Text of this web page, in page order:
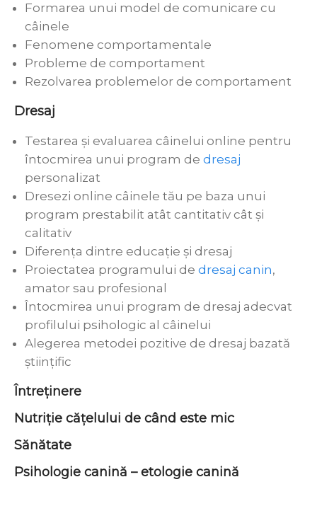
Formarea unui model de comunicare cu
câinele
Fenomene comportamentale
Probleme de comportament
Rezolvarea problemelor de comportament
Dresaj
Testarea şi evaluarea câinelui online pentru
întocmirea unui program de dresaj
personalizat
Dresezi online câinele tău pe baza unui
program prestabilit atât cantitativ cât şi
calitativ
Diferenţa dintre educaţie şi dresaj
Proiectatea programului de dresaj canin,
amator sau profesional
Întocmirea unui program de dresaj adecvat
profilului psihologic al câinelui
Alegerea metodei pozitive de dresaj bazată
ştiinţific
Întreţinere
Nutriție căţelului de când este mic
Sănătate
Psihologie canină – etologie canină